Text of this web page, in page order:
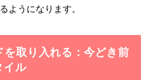
ようになります。
を取り入れる：今どき前
イル